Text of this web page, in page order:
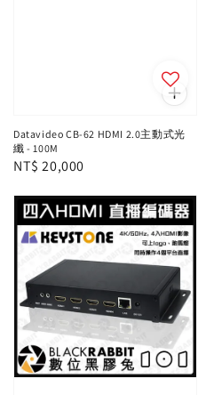
Datavideo CB-62 HDMI 2.0主動式光
纖 - 100M
Regular
NT$ 20,000